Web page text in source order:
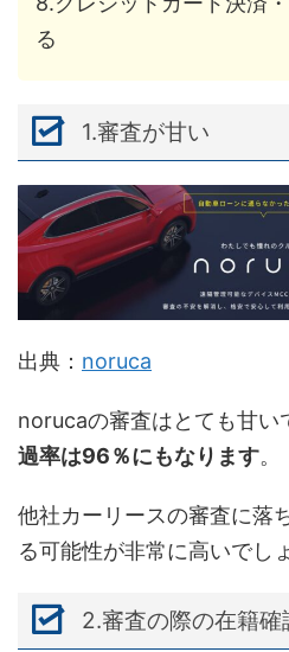
る
1.審査が甘い
出典： noruca
norucaの審査はとても甘い
過率は96％にもなります。
他社カーリースの審査に落
る可能性が非常に高いでし
2.審査の際の在籍確